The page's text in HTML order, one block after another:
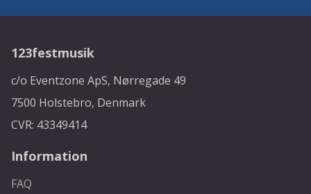
123festmusik
c/o Eventzone ApS, Nørregade 49
7500 Holstebro, Denmark
CVR: 43349414
Information
FAQ